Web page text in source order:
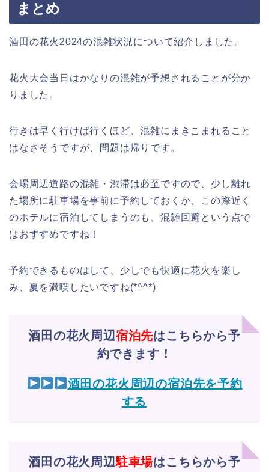
まとめ
酒田の花火2024の混雑状況について紹介しました。
花火大会当日はかなりの混雑が予想されることが分か
りました。
行きは早く行けば行くほど、混雑にまきこまれること
はなさそうですが、問題は帰りです。
会場周辺道路の混雑・渋滞は必至ですので、少し離れ
た場所に駐車場を事前に予約しておくか、この際近く
のホテルに宿泊してしまうのも、混雑回避という点で
はおすすめですね！
予約できるものはして、少しでも快適に花火を楽し
み、夏を満喫したいですね(*^^*)
酒田の花火周辺宿泊先はこちらから予
約できます！
酒田の花火周辺の宿泊先を予約
する
酒田の花火周辺駐車場はこちらから予